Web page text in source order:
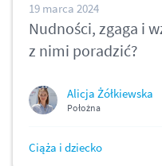
19 marca 2024
Nudności, zgaga i
z nimi poradzić?
Alicja Żółkiewska
Położna
Ciąża i dziecko